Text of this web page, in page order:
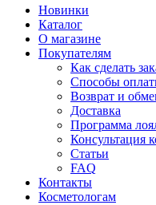
navigationНовинки
Каталог
О магазине
Покупателям
Как сделать
Способы
Возврат и
Доставка
Программа
Консультация
Статьи
FAQ
Контакты
Косметологам